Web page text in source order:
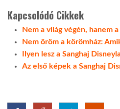
Kapcsolódó Cikkek
Nem a világ végén, hanem
Nem öröm a körömház:
Ilyen lesz a Sanghaj
Az első képek a Sanghaj